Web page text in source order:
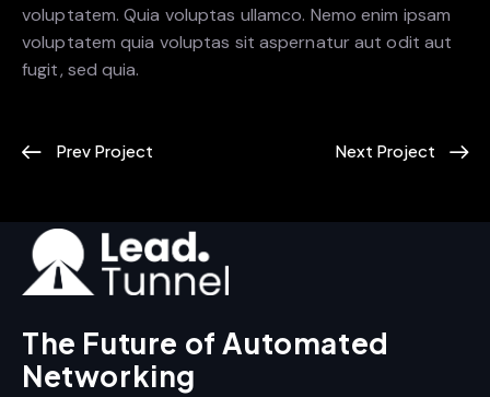
voluptatem. Quia voluptas ullamco. Nemo enim ipsam
voluptatem quia voluptas sit aspernatur aut odit aut
fugit, sed quia.
Prev Project Next Project
The Future of Automated
Networking